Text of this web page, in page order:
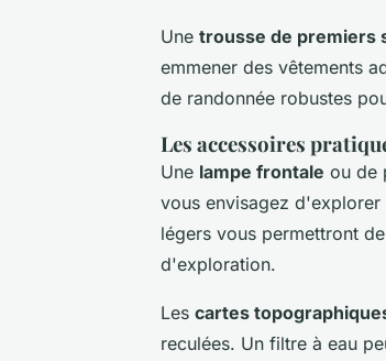
Une trousse de premiers
emmener des vêtements
de randonnée robustes
Les accessoires
Une lampe frontale ou de
vous envisagez
légers vous permettront
d'exploration.
Les cartes
reculées. Un filtre à eau